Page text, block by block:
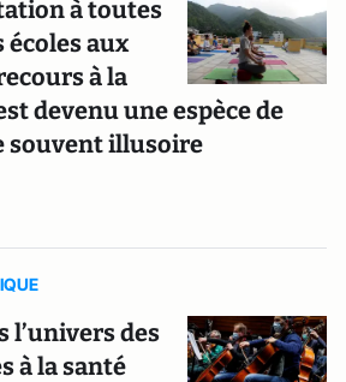
à toutes
écoles aux
à la
devenu une espèce de
souvent illusoire
l’univers des
à la santé